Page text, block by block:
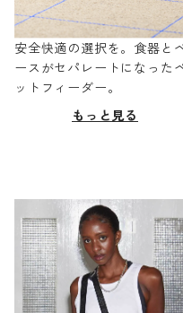
安全快適の選択を。食器と
ースがセパレートになった
ットフィーダー。
もっと見る